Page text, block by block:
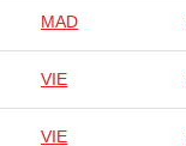
MAD
VIE
VIE